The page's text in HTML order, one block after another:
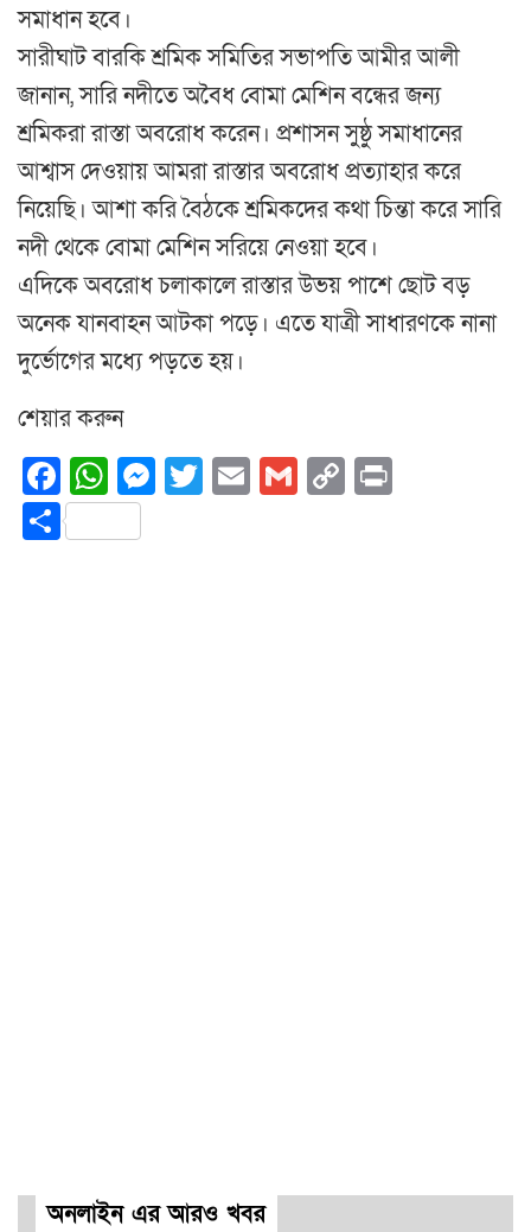
সমাধান হবে।
সারীঘাট বারকি শ্রমিক সমিতির সভাপতি আমীর আলী
জানান, সারি নদীতে অবৈধ বোমা মেশিন বন্ধের জন্য
শ্রমিকরা রাস্তা অবরোধ করেন। প্রশাসন সুষ্ঠু সমাধানের
আশ্বাস দেওয়ায় আমরা রাস্তার অবরোধ প্রত্যাহার করে
নিয়েছি। আশা করি বৈঠকে শ্রমিকদের কথা চিন্তা করে সারি
নদী থেকে বোমা মেশিন সরিয়ে নেওয়া হবে।
এদিকে অবরোধ চলাকালে রাস্তার উভয় পাশে ছোট বড়
অনেক যানবাহন আটকা পড়ে। এতে যাত্রী সাধারণকে নানা
দুর্ভোগের মধ্যে পড়তে হয়।
শেয়ার করুন
Facebook
WhatsApp
Messenger
Twitter
EmailGmail
Copy
Share
অনলাইন এর আরও খবর